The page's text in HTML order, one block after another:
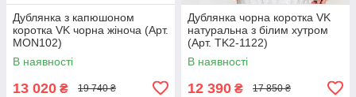
Дублянка з капюшоном
коротка VK чорна жіноча (Арт.
MON102)
В наявності
13 020 ₴ 19 740 ₴
Дублянка чорна коротка VK
натуральна з білим хутром
(Арт. TK2-1122)
В наявності
12 390 ₴ 17 850 ₴